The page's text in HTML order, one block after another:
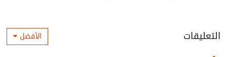
التعليقات الأفضل